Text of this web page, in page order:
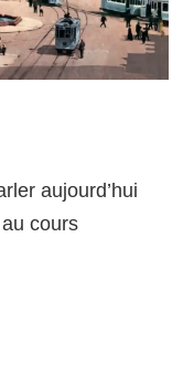
aujourd’hui
cours